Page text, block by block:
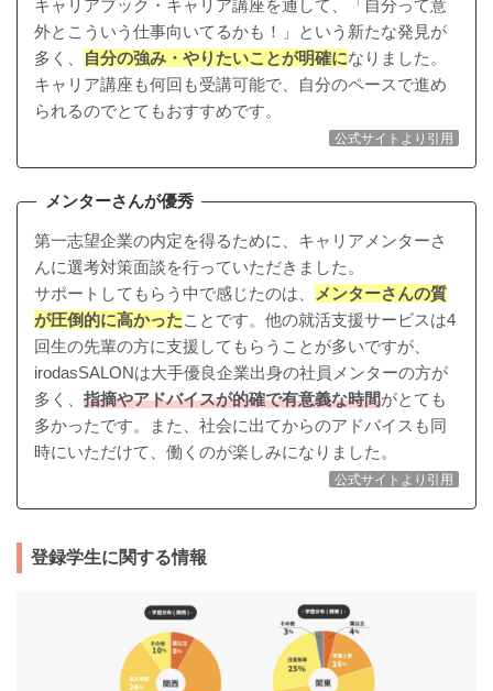
キャリアブック・キャリア講座を通して、「自分って意
外とこういう仕事向いてるかも！」という新たな発見が
多く、
自分の強み・やりたいことが明確になりました。
キャリア講座も何回も受講可能で、自分のペースで進め
られるのでとてもおすすめです。
公式サイトより引用
メンターさんが優秀
第一志望企業の内定を得るために、キャリアメンターさ
んに選考対策面談を行っていただきました。
サポートしてもらう中で感じたのは、
メンターさんの質
が圧倒的に高かったことです。他の就活支援サービスは4
回生の先輩の方に支援してもらうことが多いですが、
irodasSALONは大手優良企業出身の社員メンターの方が
多く、 指摘やアドバイスが的確で有意義な時間がとても
多かったです。また、社会に出てからのアドバイスも同
時にいただけて、働くのが楽しみになりました。
公式サイトより引用
登録学生に関する情報